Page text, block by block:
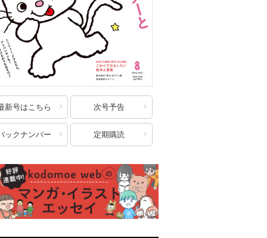
新号はこちら 次号予告
ックナンバー 定期購読